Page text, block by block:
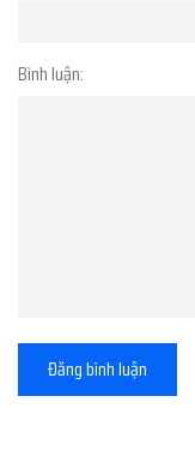
Bình luận:
Đăng bình luận